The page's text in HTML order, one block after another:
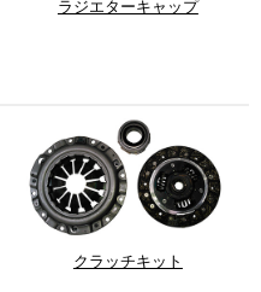
ラジエターキャップ
クラッチキット